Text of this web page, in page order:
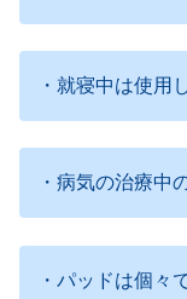
・就寝中は使用
・病気の治療中
・パッドは個々